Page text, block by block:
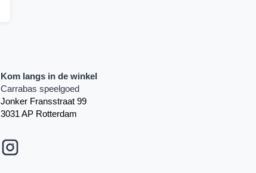
Kom langs in de winkel
Carrabas speelgoed
Jonker Fransstraat 99
3031 AP Rotterdam